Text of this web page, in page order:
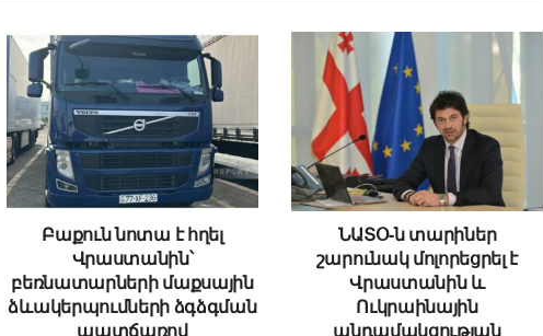
Բաքուն նոտա է հղել
Վրաստանին՝
բեռնատարների մաքսային
ձևակերպումների ձգձգման
պատճառով
ՆԱՏՕ-ն տարիներ
շարունակ մոլորեցրել է
Վրաստանին և
Ուկրաինային
անդամակցության